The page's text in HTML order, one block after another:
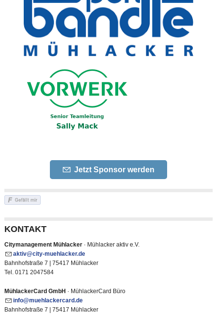
Jetzt Sponsor werden
KONTAKT
Citymanagement Mühlacker· Mühlacker aktiv e.V.
kt v c ty-m hl ck r d
Bahnhofstraße 7 | 75417 Mühlacker
Tel. 0171 2047584
MühlackerCard GmbH · MühlackerCard Büro
nf
m hl ck rc rd d
Bahnhofstraße 7 | 75417 Mühlacker